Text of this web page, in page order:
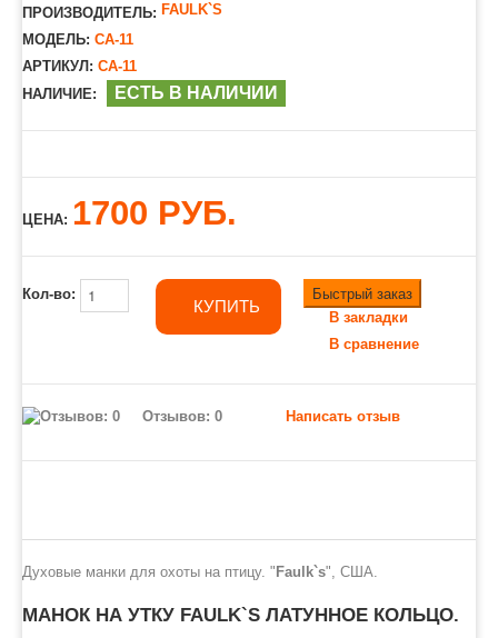
ПРОИЗВОДИТЕЛЬ: FAULK`S
МОДЕЛЬ: CA-11
АРТИКУЛ: CA-11
НАЛИЧИЕ:
ЕСТЬ В НАЛИЧИИ
ЦЕНА: 1700 РУБ.
Кол-во:
КУПИТЬ
Быстрый заказ
В закладки
В сравнение
Отзывов: 0 Написать отзыв
Духовые манки для охоты на птицу. " Faulk`s", США.
МАНОК НА УТКУ FAULK`S ЛАТУННОЕ КОЛЬЦО.